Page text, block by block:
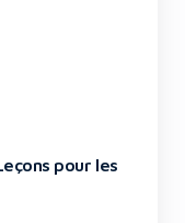
pour les